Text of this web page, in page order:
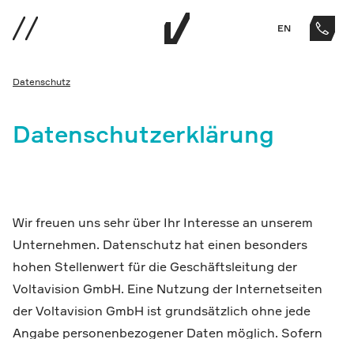
EN
Datenschutz
Datenschutzerklärung
Wir freuen uns sehr über Ihr Interesse an unserem
Unternehmen. Datenschutz hat einen besonders
hohen Stellenwert für die Geschäftsleitung der
Voltavision GmbH. Eine Nutzung der Internetseiten
der Voltavision GmbH ist grundsätzlich ohne jede
Angabe personenbezogener Daten möglich. Sofern